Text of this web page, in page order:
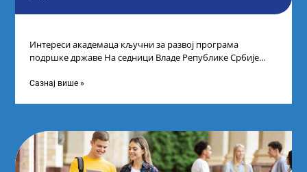
Интереси академаца кључни за развој програма
подршке државе На седници Владе Републике Србије
Сазнај више »